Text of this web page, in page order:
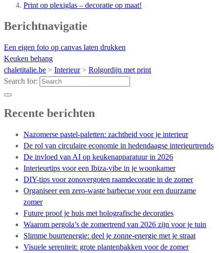
Print op plexiglas – decoratie op maat!
Berichtnavigatie
Een eigen foto op canvas laten drukken
Keuken behang
chaletitalie.be > Interieur> Rolgordijn met print
Search for:
Recente berichten
Nazomerse pastel-paletten: zachtheid voor je interieur
De rol van circulaire economie in hedendaagse interieurtrends
De invloed van AI op keukenapparatuur in 2026
Interieurtips voor een Ibiza-vibe in je woonkamer
DIY-tips voor zonovergoten raamdecoratie in de zomer
Organiseer een zero-waste barbecue voor een duurzame
zomer
Future proof je huis met holografische decoraties
Waarom pergola’s de zomertrend van 2026 zijn voor je tuin
Slimme buurtenergie: deel je zonne-energie met je straat
Visuele sereniteit: grote plantenbakken voor de zomer